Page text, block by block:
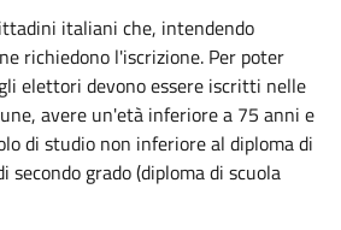
italiani che, intendendo
richiedono l'iscrizione. Per poter
elettori devono essere iscritti nelle
avere un'età inferiore a 75 anni e
di studio non inferiore al diploma di
secondo grado (diploma di scuola